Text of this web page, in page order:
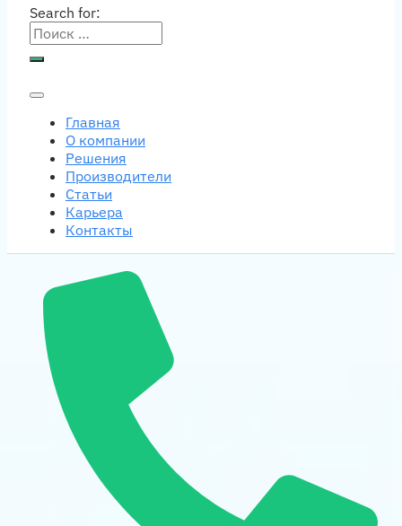
Search for:
Главная
О компании
Решения
Производители
Статьи
Карьера
Контакты